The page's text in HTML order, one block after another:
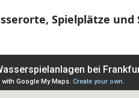
Spielplätze